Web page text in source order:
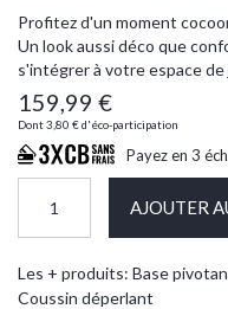
Profitez d'un moment
Un look aussi déco que
s'intégrer à votre espace de
159,99 €
Dont3,80 €d'éco-participation
Payez en 3
AJOUTER
Les + produits: Base
Coussin déperlant